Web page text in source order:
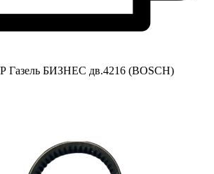
Газель БИЗНЕС дв.4216 (BOSCH)